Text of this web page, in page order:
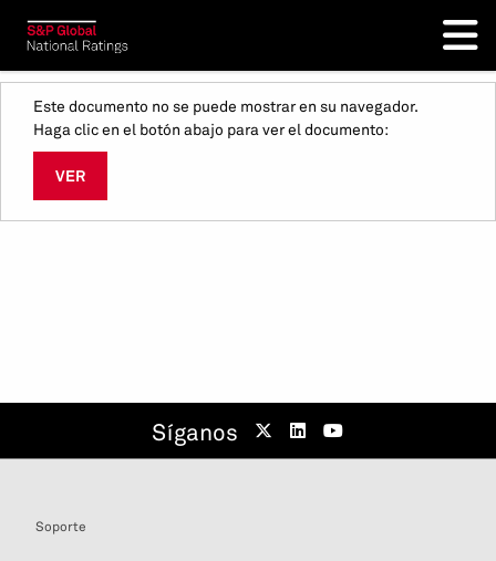
Este documento no se puede mostrar en su navegador.
Haga clic en el botón abajo para ver el documento:
VER
Síganos
Soporte